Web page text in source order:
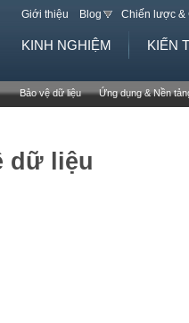
Giới thiệu Blog Chiến lược &
KINH NGHIỆM KIẾN
Bảo vệ dữ liệu Ứng dụng & Nền
dữ liệu